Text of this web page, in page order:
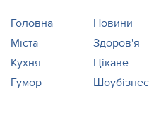
Головна
Новини
Міста
Здоров'я
Кухня
Цікаве
Гумор
Шоубізнес